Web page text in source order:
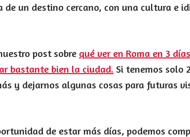
de un destino cercano, con una cultura e
post sobre qué ver en Roma en 3
bastante bien la ciudad. Si tenemos solo
y dejarnos algunas cosas para futuras
de estar más días, podemos